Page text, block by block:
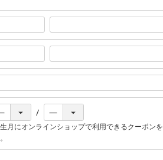
月にオンラインショップで利用できるクーポンを